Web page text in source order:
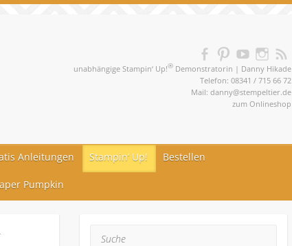
unabhängige Stampin‘ Up!® Demonstratorin | Danny Hikade
Telefon: 08341 / 715 66 72
Mail: danny@stempeltier.de
zum Onlineshop
Anleitungen Stampin‘ Up! Bestellen
Pumpkin